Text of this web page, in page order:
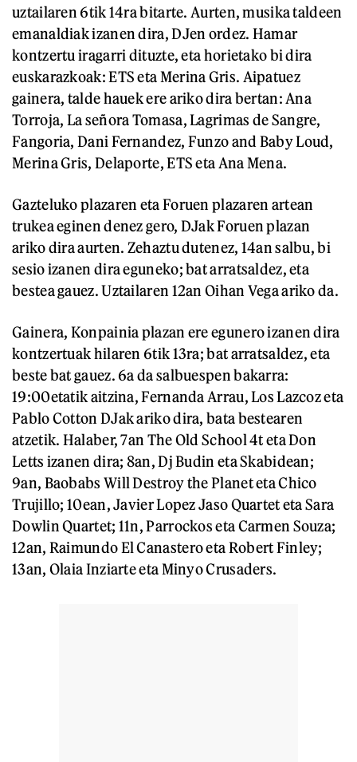
uztailaren 6tik 14ra bitarte. Aurten, musika taldeen
emanaldiak izanen dira, DJen ordez. Hamar
kontzertu iragarri dituzte, eta horietako bi dira
euskarazkoak: ETS eta Merina Gris. Aipatuez
gainera, talde hauek ere ariko dira bertan: Ana
Torroja, La señora Tomasa, Lagrimas de Sangre,
Fangoria, Dani Fernandez, Funzo and Baby Loud,
Merina Gris, Delaporte, ETS eta Ana Mena.
Gazteluko plazaren eta Foruen plazaren artean
trukea eginen denez gero, DJak Foruen plazan
ariko dira aurten. Zehaztu dutenez, 14an salbu, bi
sesio izanen dira eguneko; bat arratsaldez, eta
bestea gauez. Uztailaren 12an Oihan Vega ariko da.
Gainera, Konpainia plazan ere egunero izanen dira
kontzertuak hilaren 6tik 13ra; bat arratsaldez, eta
beste bat gauez. 6a da salbuespen bakarra:
19:00etatik aitzina, Fernanda Arrau, Los Lazcoz eta
Pablo Cotton DJak ariko dira, bata bestearen
atzetik. Halaber, 7an The Old School 4t eta Don
Letts izanen dira; 8an, Dj Budin eta Skabidean;
9an, Baobabs Will Destroy the Planet eta Chico
Trujillo; 10ean, Javier Lopez Jaso Quartet eta Sara
Dowlin Quartet; 11n, Parrockos eta Carmen Souza;
12an, Raimundo El Canastero eta Robert Finley;
13an, Olaia Inziarte eta Minyo Crusaders.